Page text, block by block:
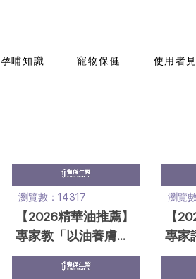
孕哺知識 寵物保健 使用者
瀏覽數：14317
【2026精華油推薦】
專家教「以油養膚」
正確用法！實測2款
瀏覽
【
專家
華！